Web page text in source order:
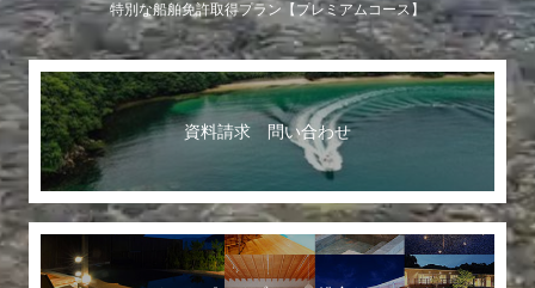
特別な船舶免許取得プラン【プレミアムコース】
資料請求 問い合わせ